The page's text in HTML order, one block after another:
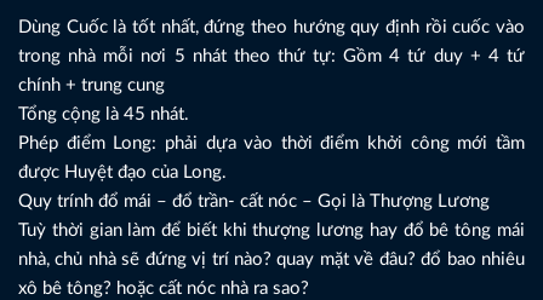
Dùng Cuốc là tốt nhất, đứng theo hướng quy định rồi cuốc vào
trong nhà mỗi nơi 5 nhát theo thứ tự: Gồm 4 tứ duy + 4 tứ
chính + trung cung
Tổng cộng là 45 nhát.
Phép điểm Long: phải dựa vào thời điểm khởi công mới tầm
được Huyệt đạo của Long.
Quy trính đổ mái – đổ trần- cất nóc – Gọi là Thượng Lương
Tuỳ thời gian làm để biết khi thượng lương hay đổ bê tông mái
nhà, chủ nhà sẽ đứng vị trí nào? quay mặt về đâu? đổ bao nhiêu
xô bê tông? hoặc cất nóc nhà ra sao?